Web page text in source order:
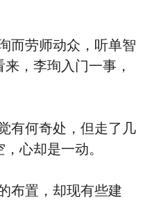
劳师动众，听单智
，李珣入门一事，
何奇处，但走了几
心却是一动。
置，却现有些建